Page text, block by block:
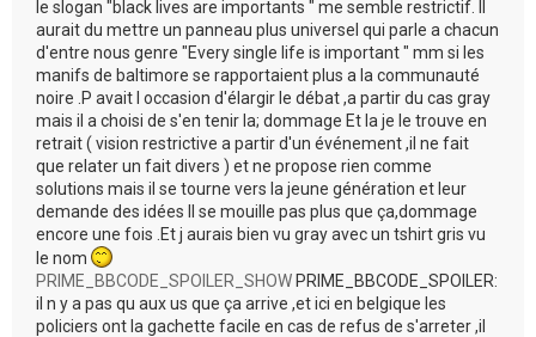
le slogan "black lives are importants " me semble restrictif. Il
aurait du mettre un panneau plus universel qui parle a chacun
d'entre nous genre "Every single life is important " mm si les
manifs de baltimore se rapportaient plus a la communauté
noire .P avait l occasion d'élargir le débat ,a partir du cas gray
mais il a choisi de s'en tenir la; dommage Et la je le trouve en
retrait ( vision restrictive a partir d'un événement ,il ne fait
que relater un fait divers ) et ne propose rien comme
solutions mais il se tourne vers la jeune génération et leur
demande des idées Il se mouille pas plus que ça,dommage
encore une fois .Et j aurais bien vu gray avec un tshirt gris vu
le nom
PRIME_BBCODE_SPOILER_SHOW PRIME_BBCODE_SPOILER:
il n y a pas qu aux us que ça arrive ,et ici en belgique les
policiers ont la gachette facile en cas de refus de s'arreter ,il